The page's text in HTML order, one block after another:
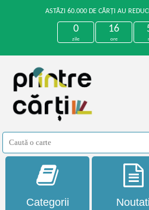
ASTĂZI 60.000 DE CĂRȚI AU
0
zile
16
ore
Categorii Noutati